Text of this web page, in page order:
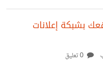
بشبكة إعلانات